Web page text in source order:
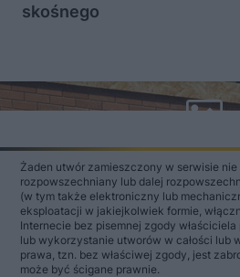
skośnego
Żaden utwór zamieszczony w serwisie
rozpowszechniany lub dalej
(w tym także elektroniczny lub
eksploatacji w jakiejkolwiek formie,
Internecie bez pisemnej zgody
lub wykorzystanie utworów w całości lub
prawa, tzn. bez właściwej zgody, jest
może być ścigane prawnie.